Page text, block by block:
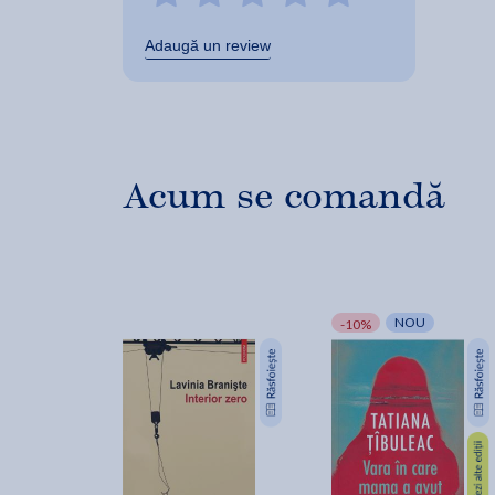
Adaugă un review
Acum se comandă
-10% NOU